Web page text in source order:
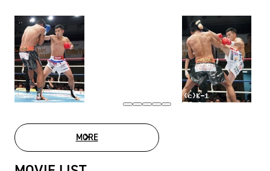
MOREPHOTO GALLERY